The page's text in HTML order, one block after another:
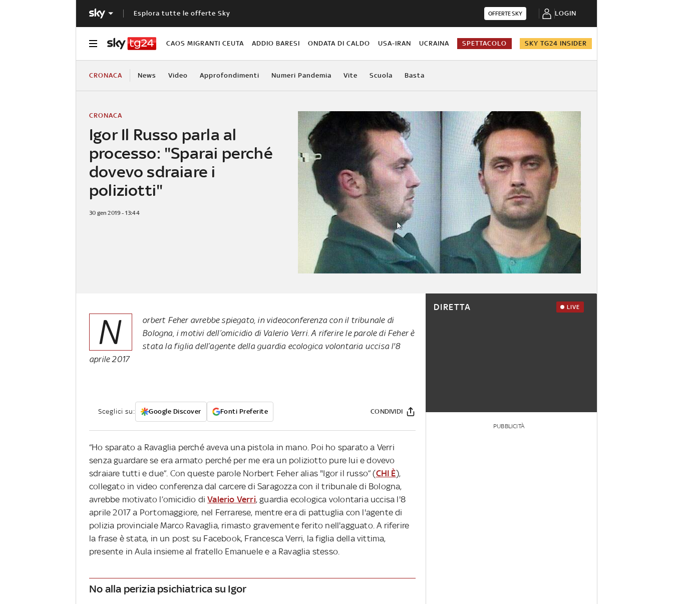
Esplora tutte le offerte Sky OFFERTE SKY LOGIN
CAOS MIGRANTI CEUTA ADDIO BARESI ONDATA DI CALDO USA-IRAN UCRAINA SPETTACOLO SKY TG24 INSIDER
CRONACA News Video Approfondimenti Numeri Pandemia Vite Scuola Basta
Igor Il Russo parla al
processo: "Sparai perché
dovevo sdraiare i
poliziotti"
CRONACA
30 gen 2019 - 13:44
N
orbert Feher avrebbe spiegato, in videoconferenza con il tribunale di
Bologna, i motivi dell’omicidio di Valerio Verri. A riferire le parole di Feher è
stata la figlia dell’agente della guardia ecologica volontaria uccisa l'8
aprile 2017
Sceglici su: Google Discover Fonti Preferite CONDIVIDI
“Ho sparato a Ravaglia perché aveva una pistola in mano. Poi ho sparato a Verri
senza guardare se era armato perché per me era un poliziotto pure lui e dovevo
sdraiare tutti e due”. Con queste parole Norbert Feher alias "Igor il russo” (CHI È),
collegato in video conferenza dal carcere di Saragozza con il tribunale di Bologna,
avrebbe motivato l’omicidio diValerio Verri, guardia ecologica volontaria uccisa l'8
aprile 2017 a Portomaggiore, nel Ferrarese, mentre era di pattuglia con l'agente di
polizia provinciale Marco Ravaglia, rimasto gravemente ferito nell'agguato. A riferire
la frase è stata, in un post su Facebook, Francesca Verri, la figlia della vittima,
presente in Aula insieme al fratello Emanuele e a Ravaglia stesso.
No alla perizia psichiatrica su Igor
DIRETTA LIVE
PUBBLICITÀ